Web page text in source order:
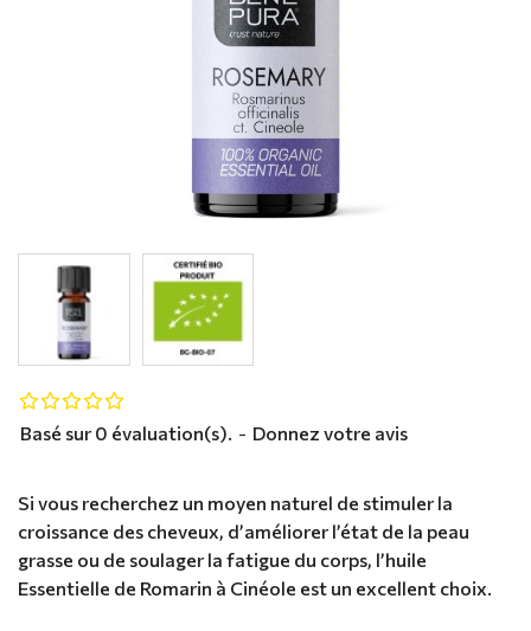
Si vous recherchez un moyen naturel de stimuler la
croissance des cheveux, d’améliorer l’état de la peau
grasse ou de soulager la fatigue du corps, l’huile
Essentielle de Romarin à Cinéole est un excellent choix.
Basé sur 0 évaluation(s). - Donnez votre avis